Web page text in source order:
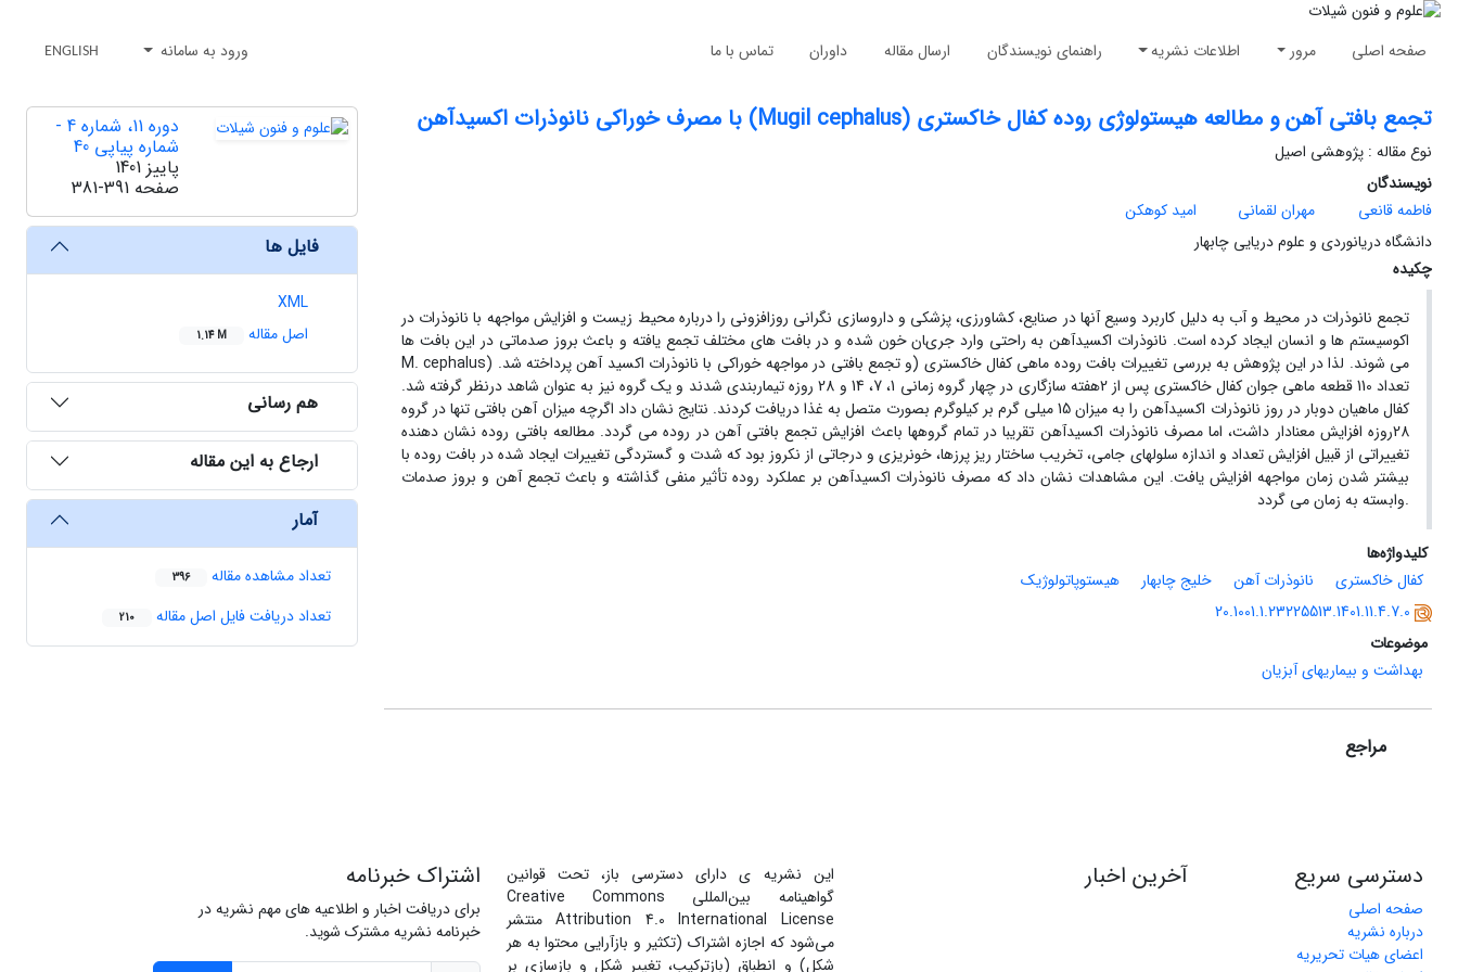
صفحه اصلی مرور اطلاعات نشریه راهنمای نویسندگان ارسال مقاله داوران تماس با ما ورود به سامانه ENGLISH
تجمع بافتی آهن و مطالعه هیستولوژی روده کفال خاکستری (Mugil cephalus) با مصرف خوراکی نانوذرات اکسیدآهن
نوع مقاله : پژوهشی اصیل
نویسندگان
فاطمه قانعی
مهران لقمانی
امید کوهکن
دانشگاه دریانوردی و علوم دریایی چابهار
چکیده
تجمع نانوذرات در محیط و آب به دلیل کاربردوسیع آنها در صنایع، کشاورزی، پزشکی و داروسازی نگرانی روزافزونی را دربارهمحیط زیست و افزایش مواجهه با نانوذرات در
اکوسیستم ها و انسان ایجاد کرده است. ﻧﺎﻧﻮذرات اکسیدآهن ﺑﻪ راﺣﺘﯽ وارد ﺟﺮیﺎن ﺧﻮن شده و در بافت های مختلف تجمع یافته و باعث بروز صدماتی در این بافت ها
می شوند. لذا در این پژوهش به بررسی تغییرات بافت روده ماهی کفال خاکستری ( M. cephalus ) و تجمع بافتی در مواجههخوراکی با نانوذرات اکسید آهن پرداخته شد.
تعداد 110 قطعه ماهی جوان کفال خاکستری پس از 2هفته سازگاری در چهار گروه زمانی 1، 7، 14 و 28 روزه تیماربندی شدند و یک گروه نیز به عنوان شاهد درنظر گرفته شد.
کفال ماهیان دوبار در روز نانوذرات اکسیدآهن را به میزان 15 میلی گرم بر کیلوگرم بصورت متصل به غذا دریافت کردند.
نتایج نشان داد اگرچه میزان آهن بافتی تنها در گروه
28روزه افزایش معنادار داشت، اما مصرف نانوذرات اکسیدآهن تقریبا در تمام گروهها باعث افزایش تجمع بافتی آهن در روده می گردد. مطالعه بافتی روده نشان دهنده
تغییراتی از قبیل افزایش تعداد و اندازه سلولهای جامی، تخریب ساختار ریز پرزها، خونریزی و درجاتی از نکروز بود که شدت و گستردگی تغییرات ایجاد شده در بافت روده با
بیشتر شدن زمان مواجهه افزایش یافت. این مشاهدات نشان داد که مصرف نانوذرات اکسیدآهن بر عملکرد روده تأثیر منفی گذاشته و باعث تجمع آهن و بروز صدمات
وابسته به زمان می گردد.
کلیدواژه‌ها
کفال خاکستری
نانوذرات آهن خلیج چابهار
هیستوپاتولوژیک
20.1001.1.23225513.1401.11.4.7.0
موضوعات
بهداشت و بیماریهای آبزیان
مراجع
دوره 11، شماره 4 -
شماره پیاپی 40
پاییز 1401
صفحه 381-391
فایل ها
XML
اصل مقاله
1.14 M
هم رسانی
ارجاع به این مقاله
آمار
تعداد مشاهده مقاله 396
تعداد دریافت فایل اصل مقاله 210
دسترسی سریع
صفحه اصلی
درباره نشریه
اعضای هیات تحریریه
آخرین اخبار
این نشریه ی دارای دسترسی باز، تحت قوانین
گواهینامه بین‌المللی Creative Commons
Attribution 4.0 International License منتشر
می‌شود که اجازه اشتراک (تکثیر و بازآرایی محتوا به هر
شکل) و انطباق (بازترکیب، تغییر شکل و بازسازی بر
اشتراک خبرنامه
برای دریافت اخبار و اطلاعیه های مهم نشریه در
خبرنامه نشریه مشترک شوید.